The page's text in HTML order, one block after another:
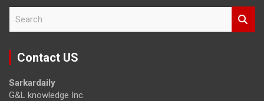
r
Contact US
Sarkardaily
G&L knowledge Inc.